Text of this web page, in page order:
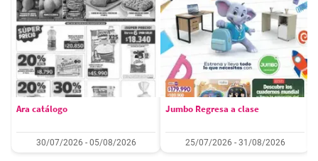
Ara catálogo
30/07/2026 - 05/08/2026
Jumbo Regresa a clase
25/07/2026 - 31/08/2026